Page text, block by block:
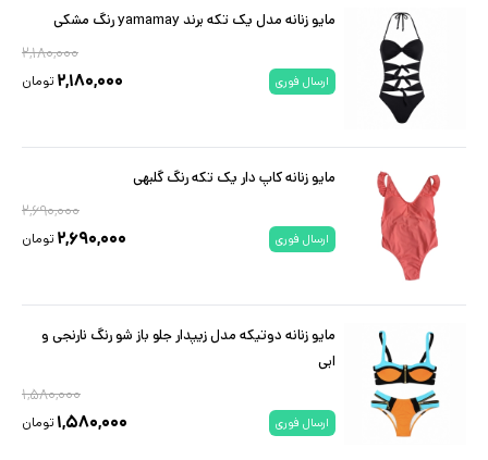
مایو زنانه مدل یک تکه برند yamamay رنگ مشکی
۲,۱۸۰,۰۰۰
ارسال فوری ۲,۱۸۰,۰۰۰ تومان
مایو زنانه کاپ دار یک تکه رنگ گلبهی
۲,۶۹۰,۰۰۰
ارسال فوری ۲,۶۹۰,۰۰۰ تومان
مایو زنانه دوتیکه مدل زیپدار جلو باز شو رنگ نارنجی و
ابی
۱,۵۸۰,۰۰۰
ارسال فوری ۱,۵۸۰,۰۰۰ تومان